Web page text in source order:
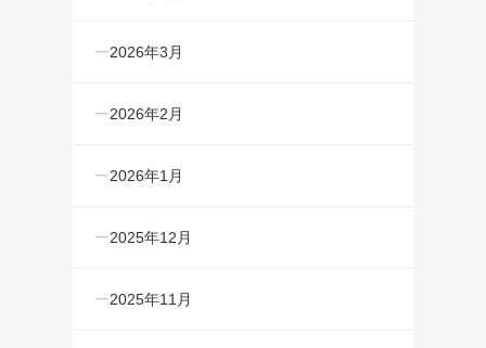
2026年3月
2026年2月
2026年1月
2025年12月
2025年11月